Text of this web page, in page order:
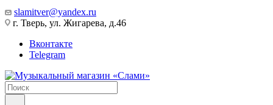
slamitver@yandex.ru
г. Тверь, ул. Жигарева, д.46
Вконтакте
Telegram